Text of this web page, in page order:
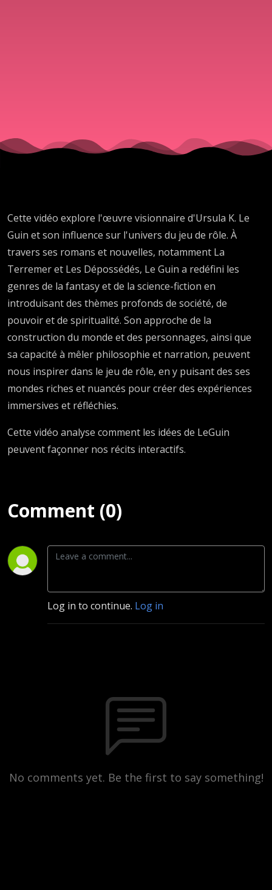
Cette vidéo explore l'œuvre visionnaire d'Ursula K. Le
Guin et son influence sur l'univers du jeu de rôle. À
travers ses romans et nouvelles, notamment La
Terremer et Les Dépossédés, Le Guin a redéfini les
genres de la fantasy et de la science-fiction en
introduisant des thèmes profonds de société, de
pouvoir et de spiritualité. Son approche de la
construction du monde et des personnages, ainsi que
sa capacité à mêler philosophie et narration, peuvent
nous inspirer dans le jeu de rôle, en y puisant des ses
mondes riches et nuancés pour créer des expériences
immersives et réfléchies.
Cette vidéo analyse comment les idées de LeGuin
peuvent façonner nos récits interactifs.
Comment (0)
Log in to continue. Log in
No comments yet. Be the first to say something!